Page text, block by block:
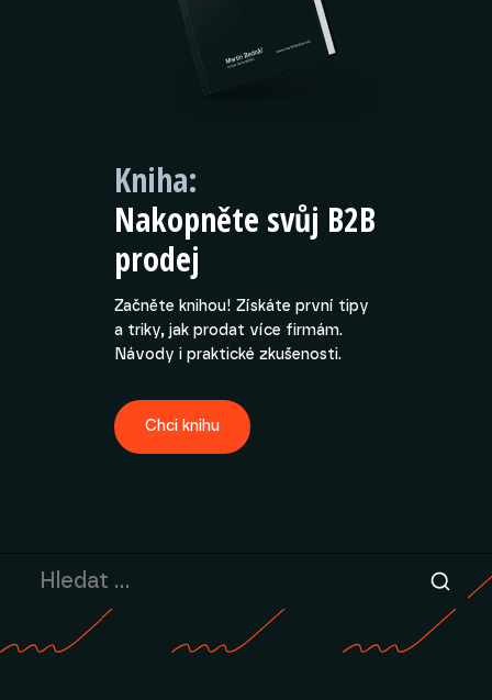
Kniha:
Nakopněte svůj B2B
prodej
Začněte knihou! Získáte první tipy
a triky, jak prodat více firmám.
Návody i praktické zkušenosti.
Chci knihu